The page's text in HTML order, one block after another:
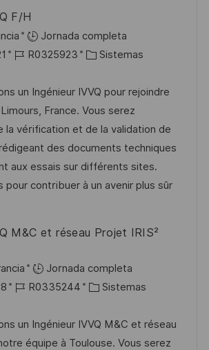
F/H
Jornada completa
I
d
e
e
m
p
l
R0325923
C
t
e
g
o
r
í
Sistemas
un Ingénieur IVVQ pour rejoindre
France. Vous serez
la vérification et de la validation de
des documents techniques
aux essais sur différents sites.
pour contribuer à un avenir plus sûr
M&C et réseau Projet IRIS²
Jornada completa
I
d
e
R0335244
C
t
e
Sistemas
un Ingénieur IVVQ M&C et réseau
équipe à Toulouse. Vous serez